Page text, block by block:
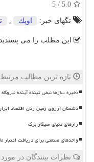
5.0
/
5
تگهای خبر: اوپك ,
این مطلب را می
تازه ترین مطالب مرتبط
ذخیره سازها نبض تپنده آینده
دشمنان آرزوی زمین زدن اقتصاد
رازهای دنیای سیگار برگ
واحدهای صنعتی برای دریافت اعتبار
نظرات بینندگان در